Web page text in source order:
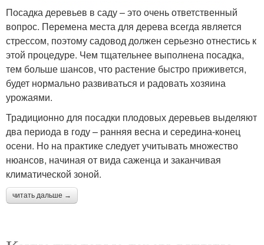
Посадка деревьев в саду – это очень ответственный
вопрос. Перемена места для дерева всегда является
стрессом, поэтому садовод должен серьезно отнестись к
этой процедуре. Чем тщательнее выполнена посадка,
тем больше шансов, что растение быстро приживется,
будет нормально развиваться и радовать хозяина
урожаями.
Традиционно для посадки плодовых деревьев выделяют
два периода в году – ранняя весна и середина-конец
осени. Но на практике следует учитывать множество
нюансов, начиная от вида саженца и заканчивая
климатической зоной.
читать дальше →